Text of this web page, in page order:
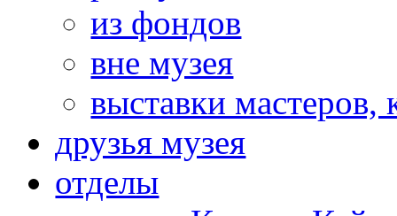
из фондов
вне музея
выставки мастеров,
друзья музея
отделы